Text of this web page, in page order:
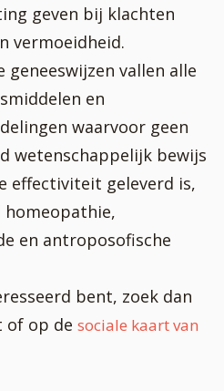
geven bij klachten
vermoeidheid.
vallen alle
en
waarvoor geen
wetenschappelijk bewijs
effectiviteit geleverd is,
homeopathie,
en antroposofische
bent, zoek dan
of op de sociale kaart van